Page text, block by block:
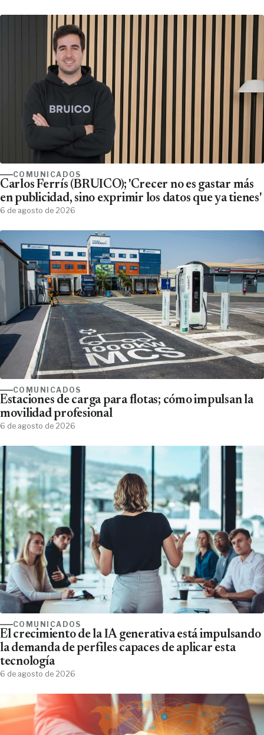
COMUNICADOS
Carlos Ferrís (BRUICO); 'Crecer no es gastar más
en publicidad, sino exprimir los datos que ya tienes'
6 de agosto de 2026
COMUNICADOS
Estaciones de carga para flotas; cómo impulsan la
movilidad profesional
6 de agosto de 2026
COMUNICADOS
El crecimiento de la IA generativa está impulsando
la demanda de perfiles capaces de aplicar esta
tecnología
6 de agosto de 2026